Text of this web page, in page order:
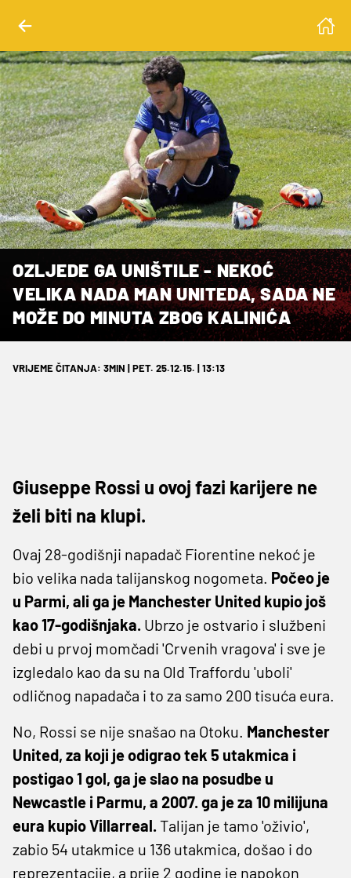
OZLJEDE GA UNIŠTILE - NEKOĆ
VELIKA NADA MAN UNITEDA, SADA NE
MOŽE DO MINUTA ZBOG KALINIĆA
VRIJEME ČITANJA: 3MIN | PET. 25.12.15. | 13:13
Giuseppe Rossi u ovoj fazi karijere ne
želi biti na klupi.
Ovaj 28-godišnji napadač Fiorentine nekoć je
bio velika nada talijanskog nogometa. Počeo je
u Parmi, ali ga je Manchester United kupio još
kao 17-godišnjaka. Ubrzo je ostvario i službeni
debi u prvoj momčadi 'Crvenih vragova' i sve je
izgledalo kao da su na Old Traffordu 'uboli'
odličnog napadača i to za samo 200 tisuća eura.
No, Rossi se nije snašao na Otoku. Manchester
United, za koji je odigrao tek 5 utakmica i
postigao 1 gol, ga je slao na posudbe u
Newcastle i Parmu, a 2007. ga je za 10 milijuna
eura kupio Villarreal.Talijan je tamo 'oživio',
zabio 54 utakmice u 136 utakmica, došao i do
reprezentacije, a prije 2 godine je napokon